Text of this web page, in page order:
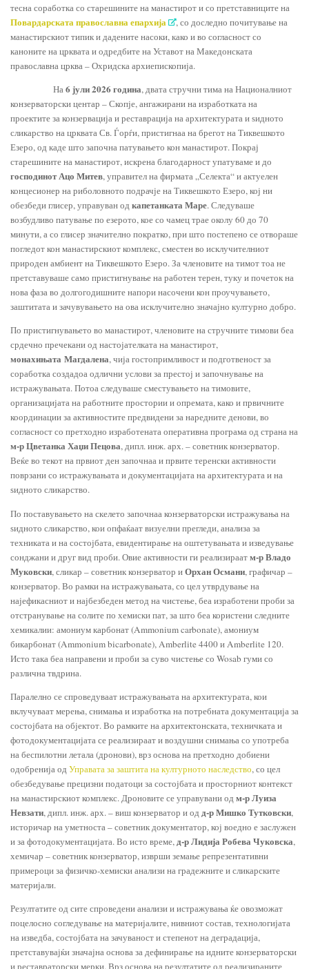
тесна соработка со старешините на манастирот и со претставниците на
Повардарската православна епархија
, со доследно почитување на
манастирскиот типик и дадените насоки, како и во согласност со
каноните на црквата и одредбите на Уставот на Македонската
православна црква – Охридска архиепископија.
На6јули2026година, двата стручни тима на Националниот
конзерваторски центар – Скопје, ангажирани на изработката на
проектите за конзервација и реставрација на архитектурата и ѕидното
сликарство на црквата Св. Ѓорѓи, пристигнаа на брегот на Тиквешкото
Езеро, од каде што започна патувањето кон манастирот. Покрај
старешините на манастирот, искрена благодарност упатуваме и до
господинот Ацо Митев, управител на фирмата „Селекта“ и актуелен
концесионер на риболовното подрачје на Тиквешкото Езеро, кој ни
обезбеди глисер, управуван од капетанката Маре. Следуваше
возбудливо патување по езерото, кое со чамец трае околу 60 до 70
минути, а со глисер значително пократко, при што постепено се отвораше
погледот кон манастирскиот комплекс, сместен во исклучителниот
природен амбиент на Тиквешкото Езеро. За членовите на тимот тоа не
претставуваше само пристигнување на работен терен, туку и почеток на
нова фаза во долгогодишните напори насочени кон проучувањето,
заштитата и зачувувањето на ова исклучително значајно културно добро.
По пристигнувањето во манастирот, членовите на стручните тимови беа
срдечно пречекани од настојателката на манастирот,
монахињата Магдалена, чија гостопримливост и подготвеност за
соработка создадоа одлични услови за престој и започнување на
истражувањата. Потоа следуваше сместувањето на тимовите,
организацијата на работните простории и опремата, како и првичните
координации за активностите предвидени за наредните денови, во
согласност со претходно изработената оперативна програма од страна на
м-р Цветанка Хаџи Пецова, дипл. инж. арх. – советник конзерватор.
Веќе во текот на првиот ден започнаа и првите теренски активности
поврзани со истражувањата и документацијата на архитектурата и на
ѕидното сликарство.
По поставувањето на скелето започнаа конзерваторски истражувања на
ѕидното сликарство, кои опфаќаат визуелни прегледи, анализа за
техниката и на состојбата, евидентирање на оштетувањата и изведување
сонджани и друг вид проби. Овие активности ги реализираатм-р Владо
Муковски, сликар – советник конзерватор иОрхан Османи, графичар –
конзерватор. Во рамки на истражувањата, со цел утврдување на
најефикасниот и најбезбеден метод на чистење, беа изработени проби за
отстранување на солите по хемиски пат, за што беа користени следните
хемикалии: амониум карбонат (Ammonium carbonate), амониум
бикарбонат (Ammonium bicarbonate), Amberlite 4400 и Amberlite 120.
Исто така беа направени и проби за суво чистење со Wosab гуми со
различна твдрина.
Паралелно се спроведуваат истражувањата на архитектурата, кои
вклучуваат мерења, снимања и изработка на потребната документација за
состојбата на објектот. Во рамките на архитектонската, техничката и
фотодокументацијата се реализираат и воздушни снимања со употреба
на беспилотни летала (дронови), врз основа на претходно добиени
одобренија од Управата за заштита на културното наследство, со цел
обезбедување прецизни податоци за состојбата и просторниот контекст
на манастирскиот комплекс. Дроновите се управувани од м-р Луиза
Невзати, дипл. инж. арх. – виш конзерватор и од д-р Мишко Тутковски,
историчар на уметноста – советник документатор, кој воедно е заслужен
и за фотодокументацијата. Во исто време,д-р Лидија Робева Чуковска,
хемичар – советник конзерватор, изврши земање репрезентативни
примероци за физичко-хемиски анализи на градежните и сликарските
материјали.
Резултатите од сите спроведени анализи и истражувања ќе овозможат
поцелосно согледување на материјалите, нивниот состав, технологијата
на изведба, состојбата на зачуваност и степенот на деградација,
претставувајќи значајна основа за дефинирање на идните конзерваторски
и реставраторски мерки. Врз основа на резултатите од реализираните